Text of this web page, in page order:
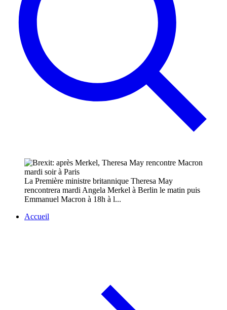
La Première ministre britannique Theresa May
rencontrera mardi Angela Merkel à Berlin le matin puis
Emmanuel Macron à 18h à l...
Accueil